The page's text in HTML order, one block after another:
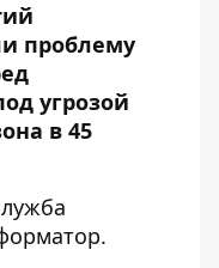
проблему
угрозой
в 45
.